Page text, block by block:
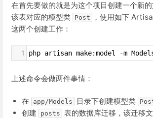
在首先要做的就是为这个项目创建一个新
该表对应的模型类 Post
，使用如下
这两个创建工作：
1 php artisan make:model -m
上述命令会做两件事情：
在 app/Models 目录下创建模型类
创建
posts 表的数据库迁移，该迁移